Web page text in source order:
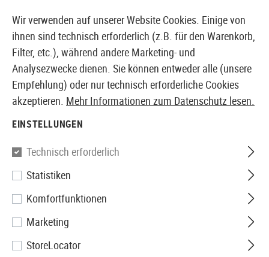
EUROPÄISCHER AIRSOFT SHOP & GROßHÄNDLER
G&G
Firehawk HC-05 0.5J
Wir verwenden auf unserer Website Cookies. Einige von
ihnen sind technisch erforderlich (z.B. für den Warenkorb,
Filter, etc.), während andere Marketing- und
Analysezwecke dienen. Sie können entweder alle (unsere
Empfehlung) oder nur technisch erforderliche Cookies
akzeptieren. Mehr Informationen zum Datenschutz lesen.
EINSTELLUNGEN
Technisch erforderlich
Statistiken
Komfortfunktionen
Marketing
StoreLocator